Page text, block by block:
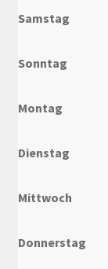
Samstag
Sonntag
Montag
Dienstag
Mittwoch
Donnerstag